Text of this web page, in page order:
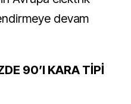
devam
90’I KARA TİPİ